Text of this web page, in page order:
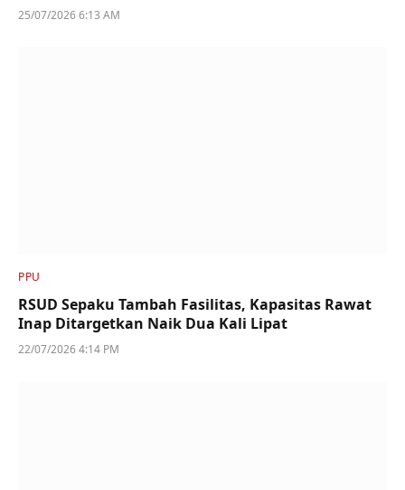
25/07/2026 6:13 AM
PPU
RSUD Sepaku Tambah Fasilitas, Kapasitas Rawat
Inap Ditargetkan Naik Dua Kali Lipat
22/07/2026 4:14 PM